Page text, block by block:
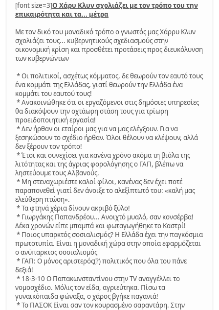
[font size=3]Ο Χάρυ Κλυν σχολιάζει με τον τρόπο του την
επικαιρότητα και τα... μέτρα
Με τον δικό του μοναδικό τρόπο ο γνωστός μας Χάρρυ Κλυν
σχολιάζει τους... κυβερνητικούς σχεδιασμούς στην
οικονομική κρίση και προσθέτει προτάσεις προς διευκόλυνση
των κυβερνώντων
* Oι πολιτικοί, ασχέτως κόμματος, δε θεωρούν τον εαυτό τους
ένα κομμάτι της Ελλάδας, γιατί θεωρούν την Ελλάδα ένα
κομμάτι του εαυτού τους!
* Ανακοινώθηκε ότι οι εργαζόμενοι στις δημόσιες υπηρεσίες
θα διακόψουν την οχτάωρη στάση τους για τρίωρη
προειδοποιητική εργασία!
* Δεν ήρθαν οι εταίροι μας για να μας ελέγξουν. Για να
ξεσηκώσουν το σχέδιο ήρθαν. Όλοι θέλουν να κλέψουν, αλλά
δεν ξέρουν τον τρόπο!
* Έτσι και συνεχίσει για κανένα χρόνο ακόμα τη βιόλα της
λιτότητας και της άγριας φορολόγησης ο ΓΑΠ, βλέπω να
ληστεύουμε τους Αλβανούς.
* Μη στεναχωριέστε καλοί φίλοι, κανένας δεν έχει ποτέ
παραπονεθεί γιατί δεν άνοιξε το αλεξίπτωτό του: «καλή μας
ελεύθερη πτώση».
* Τα φτηνά χέρια δίνουν ακριβό ξύλο!
* Γιωργάκης Παπανδρέου... Ανοιχτό μυαλό, σαν κονσέρβα!
Δέκα χρονών είπε μπαμπά και φωταγωγήθηκε το Καστρί!
* Ποιος υπαρκτός σοσιαλισμός? Η Ελλάδα έχει την παγκόσμια
πρωτοτυπία. Είναι η μοναδική χώρα στην οποία εφαρμόζεται
ο ανύπαρκτος σοσιαλισμός
* ΓΑΠ: O μόνος αριστερός(?) πολιτικός που όλα του πάνε
δεξιά!
* 18-3-10 Ο Παπακωνσταντίνου στην TV αναγγέλλει το
νομοσχέδιο. Mόλις τον είδα, αγριεύτηκα. Πίσω τα
γυναικόπαιδα φώναξα, ο χάρος βγήκε παγανιά!
* Το ΠΑΣΟΚ Είναι σαν τον κουρασμένο σαραντάρη. Στην